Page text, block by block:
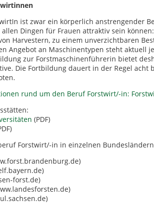
ist zwar ein körperlich anstrengender
Dingen für Frauen attraktiv sein
Harvestern, zu einem unverzichtbaren
Angebot an Maschinentypen steht aktuell
zur Forstmaschinenführerin bietet
Die Fortbildung dauert in der Regel
rund um den Beruf Forstwirt/-in:
(PDF)
Forstwirt/-in in einzelnen
forst.de)